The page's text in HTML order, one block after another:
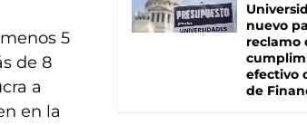
5
de 8
a
en la
nuevo
reclamo
efectivo
de